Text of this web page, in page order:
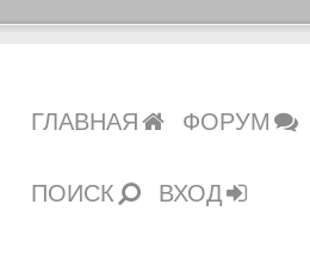
ГЛАВНАЯ ФОРУМ
ПОИСК ВХОД